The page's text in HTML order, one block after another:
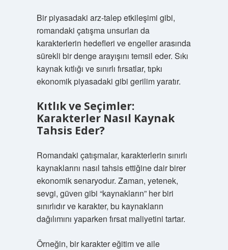
Bir piyasadaki arz-talep etkileşimi gibi,
romandaki çatışma unsurları da
karakterlerin hedefleri ve engeller arasında
sürekli bir denge arayışını temsil eder. Sıkı
kaynak kıtlığı ve sınırlı fırsatlar, tıpkı
ekonomik piyasadaki gibi gerilim yaratır.
Kıtlık ve Seçimler:
Karakterler Nasıl Kaynak
Tahsis Eder?
Romandaki çatışmalar, karakterlerin sınırlı
kaynaklarını nasıl tahsis ettiğine dair birer
ekonomik senaryodur. Zaman, yetenek,
sevgi, güven gibi “kaynakların” her biri
sınırlıdır ve karakter, bu kaynakların
dağılımını yaparken fırsat maliyetini tartar.
Örneğin, bir karakter eğitim ve aile